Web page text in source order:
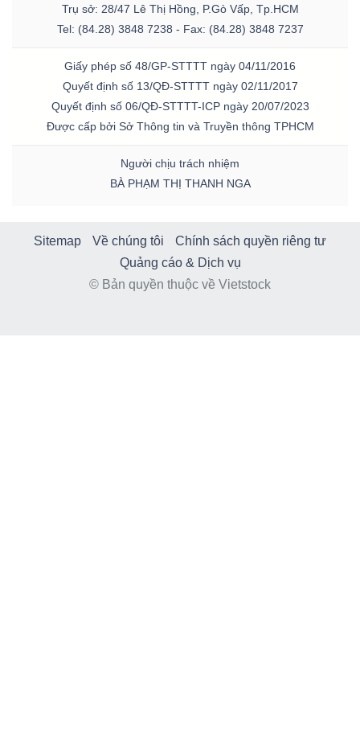
Trụ sở: 28/47 Lê Thị Hồng, P.Gò Vấp, Tp.HCM
Tel: (84.28) 3848 7238 - Fax: (84.28) 3848 7237
Giấy phép số 48/GP-STTTT ngày 04/11/2016
Quyết định số 13/QĐ-STTTT ngày 02/11/2017
Quyết định số 06/QĐ-STTTT-ICP ngày 20/07/2023
Được cấp bởi Sở Thông tin và Truyền thông TPHCM
Người chịu trách nhiệm
BÀ PHẠM THỊ THANH NGA
Sitemap Về chúng tôi
Chính sách quyền riêng tư
Quảng cáo & Dịch vụ
© Bản quyền thuộc về Vietstock